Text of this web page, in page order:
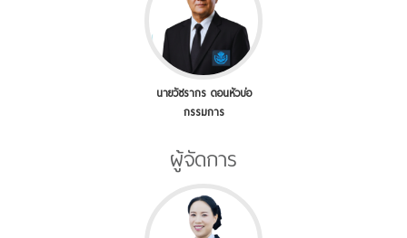
นายวัชรากร ดอนหัวบ่อ
กรรมการ
ผู้จัดการ